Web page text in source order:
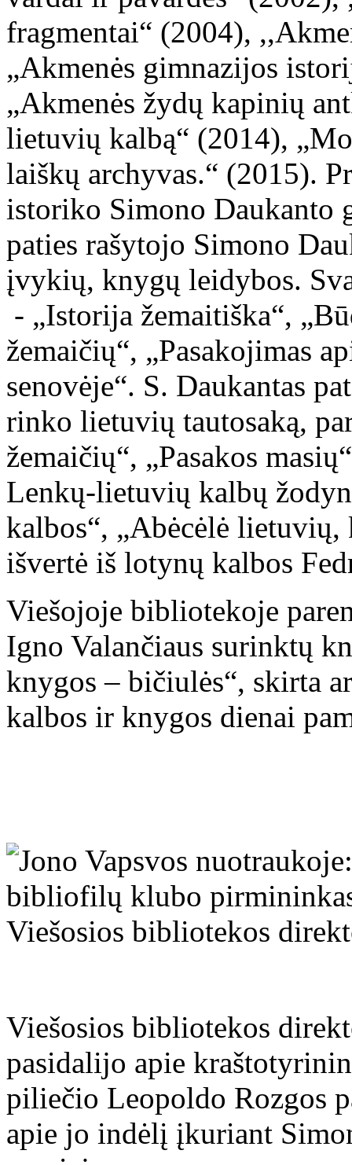
fragmentai“ (2004),
„Akmenės gimnazijos
„Akmenės žydų kapinių
lietuvių kalbą“ (2014),
laiškų archyvas.“ (2015).
istoriko Simono Daukanto
paties rašytojo Simono
įvykių, knygų leidybos.
- „Istorija žemaitiška“,
žemaičių“, „Pasakojimas
senovėje“. S. Daukantas
rinko lietuvių tautosaką,
žemaičių“, „Pasakos
Lenkų-lietuvių kalbų
kalbos“, „Abėcėlė
išvertė iš lotynų kalbos
Viešojoje bibliotekoje
Igno Valančiaus surinktų
knygos – bičiulės“, skirta
kalbos ir knygos dienai
Viešosios bibliotekos
pasidalijo apie
piliečio Leopoldo Rozgos
apie jo indėlį įkuriant